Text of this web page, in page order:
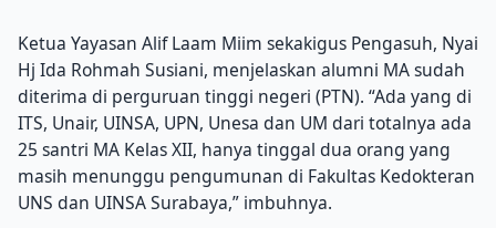
Ketua Yayasan Alif Laam Miim sekakigus Pengasuh, Nyai
Hj Ida Rohmah Susiani, menjelaskan alumni MA sudah
diterima di perguruan tinggi negeri (PTN). “Ada yang di
ITS, Unair, UINSA, UPN, Unesa dan UM dari totalnya ada
25 santri MA Kelas XII, hanya tinggal dua orang yang
masih menunggu pengumunan di Fakultas Kedokteran
UNS dan UINSA Surabaya,” imbuhnya.